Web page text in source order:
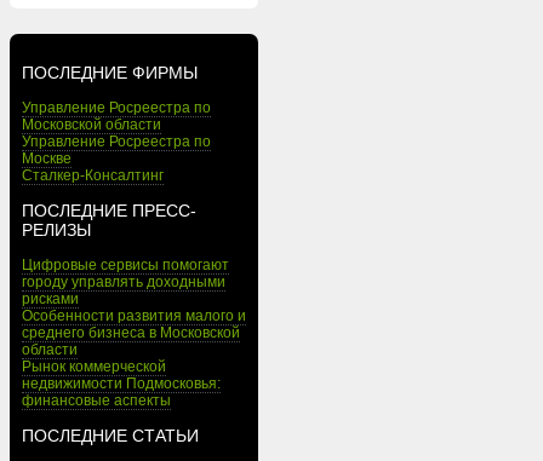
ПОСЛЕДНИЕ ФИРМЫ
Управление Росреестра по
Московской области
Управление Росреестра по
Москве
Сталкер-Консалтинг
ПОСЛЕДНИЕ ПРЕСС-
РЕЛИЗЫ
Цифровые сервисы помогают
городу управлять доходными
рисками
Особенности развития малого и
среднего бизнеса в Московской
области
Рынок коммерческой
недвижимости Подмосковья:
финансовые аспекты
ПОСЛЕДНИЕ СТАТЬИ